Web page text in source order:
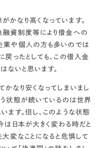
なり高くなっています。
融資制度等により借金への
業や個人の方も多いのでは
戻ったとしても、この借入金
ないと思います。
なり安くなってしまいまし
状態が続いているのは世界
ます。但し、このような状態
は日本が大きく変わる時だと
大変なことになると危惧して